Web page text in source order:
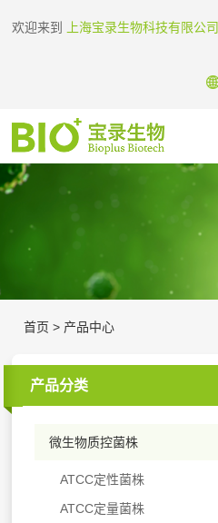
欢迎来到 上海宝录生物科技有限公司
首页 > 产品中心
产品分类
微生物质控菌株
ATCC定性菌株
ATCC定量菌株